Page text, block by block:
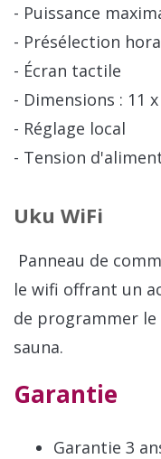
- Puissance
- Présélection
- Écran tactile
- Dimensions : 11
- Réglage local
- Tension
Uku WiFi
Panneau de
le wifi offrant un
de programmer le
sauna.
Garantie
Garantie 3